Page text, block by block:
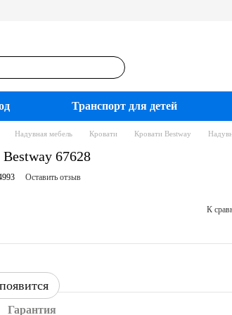
Транспорт для детей
Надувная мебель Кровати Кровати Bestway
Bestway 67628
Оставить отзыв
К
Гарантия